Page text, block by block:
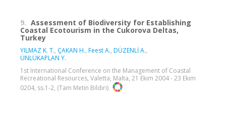
9. Assessment of Biodiversity for Establishing
Coastal Ecotourism in the Cukorova Deltas,
Turkey
YILMAZ K. T., ÇAKAN H., Feest A., DÜZENLİ A.,
ÜNLÜKAPLAN Y.
1st International Conference on the Management of Coastal
Recreational Resources, Valetta, Malta, 21 Ekim 2004 - 23 Ekim
0204, ss.1-2, (Tam Metin Bildiri)